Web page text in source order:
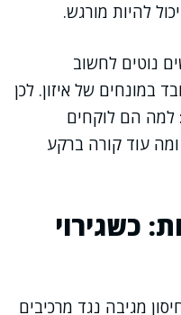
להיות מורגש.
נוטים לחשוב
במונחים של איזון. לכן
למה הם לוקחים
עוד קורה ברקע
כשגירוי
מגיבה נגד מרכיבים